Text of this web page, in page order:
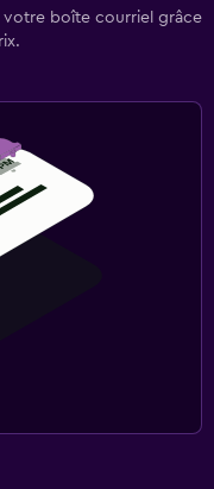
votre boîte courriel grâce